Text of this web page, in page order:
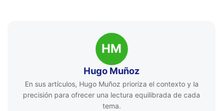
HM
Hugo Muñoz
En sus artículos, Hugo Muñoz prioriza el contexto y la
precisión para ofrecer una lectura equilibrada de cada
tema.